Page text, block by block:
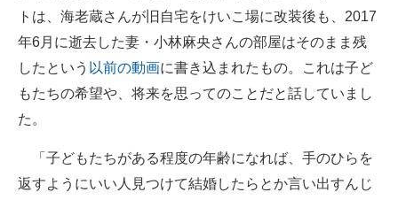
エネルギーの専門メディア
建設×テクノロジーの最前線
ちょっと気になるネットの話題
トは、海老蔵さんが旧自宅をけいこ場に改装後も、2017
年6月に逝去した妻・小林麻央さんの部屋はそのまま残
したという 以前の動画に書き込まれたもの。これは子ど
もたちの希望や、将来を思ってのことだと話していまし
た。
「子どもたちがある程度の年齢になれば、手のひらを
返すようにいい人見つけて結婚したらとか言い出すんじ